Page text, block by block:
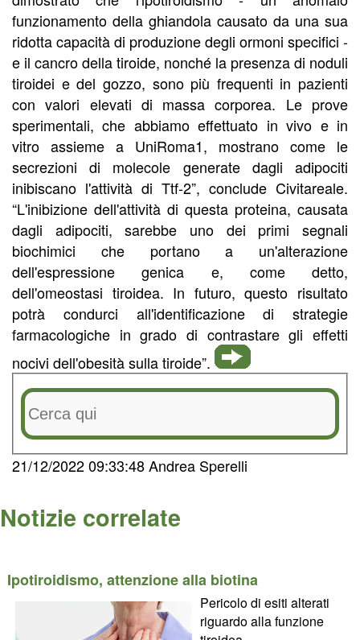
funzionamento della ghiandola causato da una sua
ridotta capacità di produzione degli ormoni specifici -
e il cancro della tiroide, nonché la presenza di noduli
tiroidei e del gozzo, sono più frequenti in pazienti
con valori elevati di massa corporea. Le prove
sperimentali, che abbiamo effettuato in vivo e in
vitro assieme a UniRoma1, mostrano come le
secrezioni di molecole generate dagli adipociti
inibiscano l'attività di Ttf-2”, conclude Civitareale.
“L'inibizione dell'attività di questa proteina, causata
dagli adipociti, sarebbe uno dei primi segnali
biochimici che portano a un'alterazione
dell'espressione genica e, come detto,
dell'omeostasi tiroidea. In futuro, questo risultato
potrà condurci all'identificazione di strategie
farmacologiche in grado di contrastare gli effetti
nocivi dell'obesità sulla tiroide”.
21/12/2022 09:33:48 Andrea Sperelli
Notizie correlate
Ipotiroidismo, attenzione alla biotina
Pericolo di esiti alterati
riguardo alla funzione